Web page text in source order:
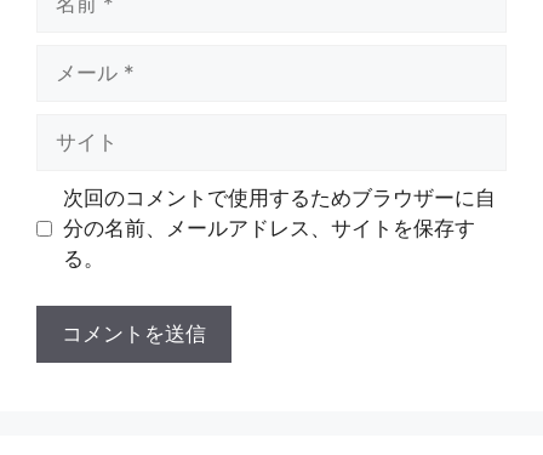
次回のコメントで使用するためブラウザーに自
分の名前、メールアドレス、サイトを保存す
る。